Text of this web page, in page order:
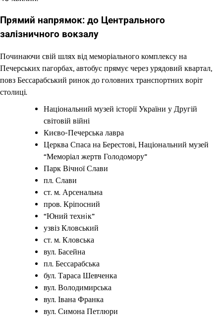
Прямий напрямок: до Центрального
залізничного вокзалу
Починаючи свій шлях від меморіального комплексу на
Печерських пагорбах, автобус прямує через урядовий квартал,
повз Бессарабський ринок до головних транспортних воріт
столиці.
Національний музей історії України у Другій
світовій війні
Києво-Печерська лавра
Церква Спаса на Берестові, Національний музей
“Меморіал жертв Голодомору”
Парк Вічної Слави
пл. Слави
ст. м. Арсенальна
пров. Кріпосний
“Юний технiк”
узвіз Кловський
ст. м. Кловська
вул. Басейна
пл. Бессарабська
бул. Тараса Шевченка
вул. Володимирська
вул. Івана Франка
вул. Симона Петлюри